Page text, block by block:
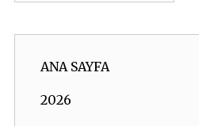
ANA SAYFA
2026